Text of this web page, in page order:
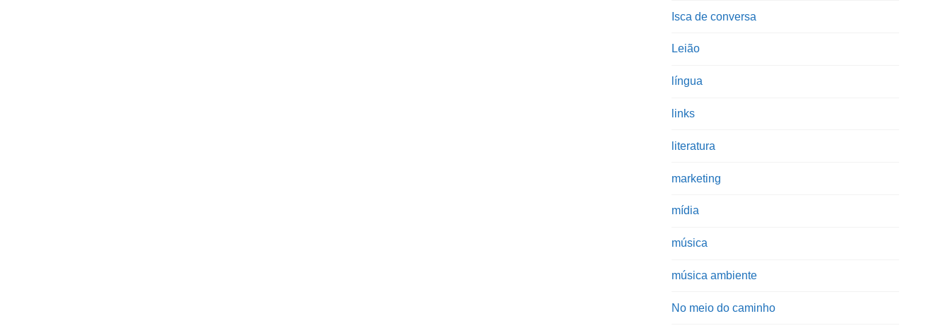
Isca de conversa
Leião
língua
links
literatura
marketing
mídia
música
música ambiente
No meio do caminho